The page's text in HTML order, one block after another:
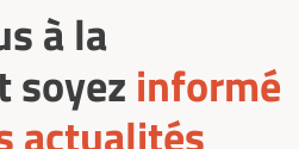
à la
soyez informé